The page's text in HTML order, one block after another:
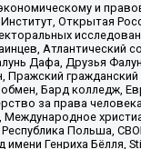
и
Открытая
Атлантический
Дафа, Друзья
Пражский гражданский
Бард колледж,
за права
Международное
Республика Польша,
Генриха Бёлля,